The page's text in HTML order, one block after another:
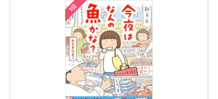
1位